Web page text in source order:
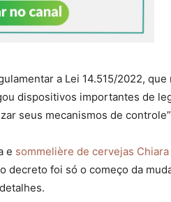
a Lei 14.515/2022,
dispositivos importantes de
seus mecanismos de
e sommelière de cervejas
foi só o começo da